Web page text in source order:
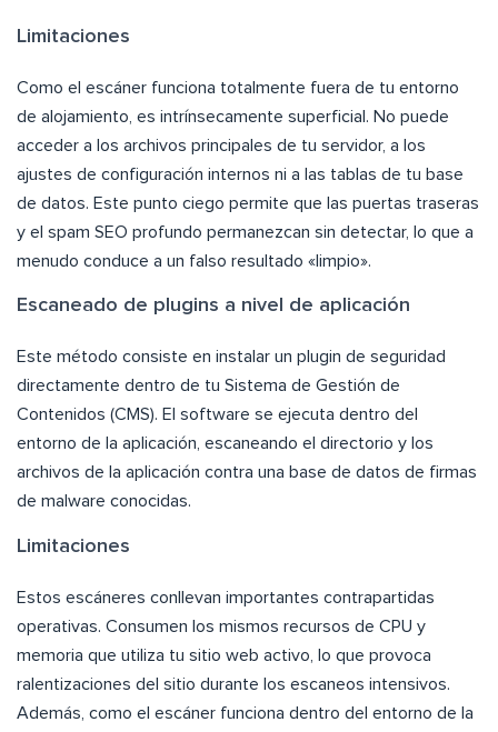
Limitaciones
Como el escáner funciona totalmente fuera de tu entorno
de alojamiento, es intrínsecamente superficial. No puede
acceder a los archivos principales de tu servidor, a los
ajustes de configuración internos ni a las tablas de tu base
de datos. Este punto ciego permite que las puertas traseras
y el spam SEO profundo permanezcan sin detectar, lo que a
menudo conduce a un falso resultado «limpio».
Escaneado de plugins a nivel de aplicación
Este método consiste en instalar un plugin de seguridad
directamente dentro de tu Sistema de Gestión de
Contenidos (CMS). El software se ejecuta dentro del
entorno de la aplicación, escaneando el directorio y los
archivos de la aplicación contra una base de datos de firmas
de malware conocidas.
Limitaciones
Estos escáneres conllevan importantes contrapartidas
operativas. Consumen los mismos recursos de CPU y
memoria que utiliza tu sitio web activo, lo que provoca
ralentizaciones del sitio durante los escaneos intensivos.
Además, como el escáner funciona dentro del entorno de la